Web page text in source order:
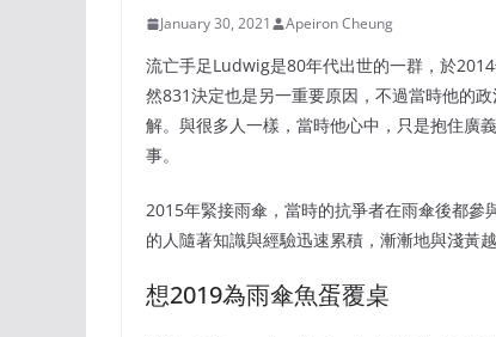
January 30, 2021 Apeiron Cheung
流亡手足Ludwig是80年代出世的一群，於
然831決定也是另一重要原因，不過當時他的
解。與很多人一樣，當時他心中，只是抱住廣
事。
2015年緊接雨傘，當時的抗爭者在雨傘後都
的人隨著知識與經驗迅速累積，漸漸地與淺黃
想2019為雨傘魚蛋覆桌